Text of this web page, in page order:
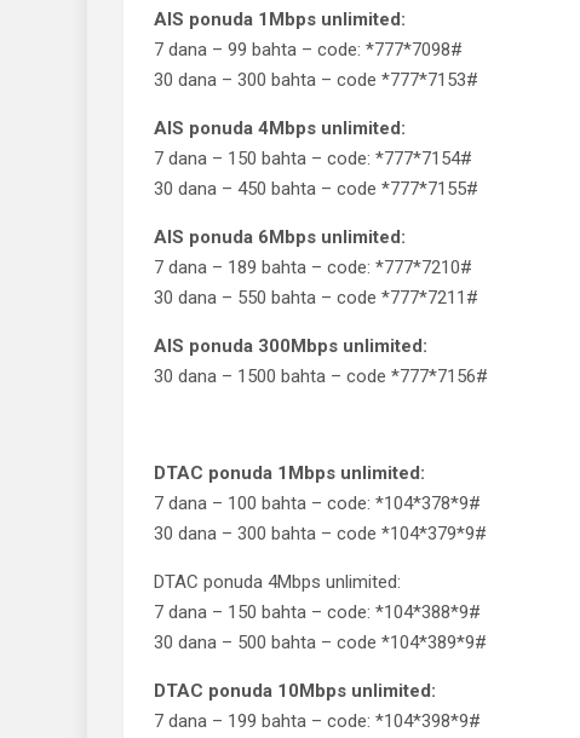
AIS ponuda 1Mbps unlimited:
7 dana – 99 bahta – code: *777*7098#
30 dana – 300 bahta – code *777*7153#
AIS ponuda 4Mbps unlimited:
7 dana – 150 bahta – code: *777*7154#
30 dana – 450 bahta – code *777*7155#
AIS ponuda 6Mbps unlimited:
7 dana – 189 bahta – code: *777*7210#
30 dana – 550 bahta – code *777*7211#
AIS ponuda 300Mbps unlimited:
30 dana – 1500 bahta – code *777*7156#
DTAC ponuda 1Mbps unlimited:
7 dana – 100 bahta – code: *104*378*9#
30 dana – 300 bahta – code *104*379*9#
DTAC ponuda 4Mbps unlimited:
7 dana – 150 bahta – code: *104*388*9#
30 dana – 500 bahta – code *104*389*9#
DTAC ponuda 10Mbps unlimited:
7 dana – 199 bahta – code: *104*398*9#